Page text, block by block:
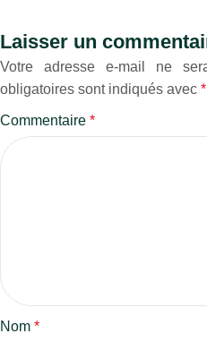
Laisser un
Votre adresse e-mail ne
obligatoires sont indiqués avec *
Commentaire *
Nom *